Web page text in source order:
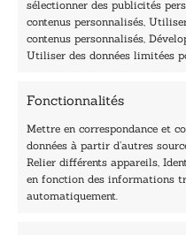
sélectionner des publicités
contenus personnalisés,
contenus personnalisés,
Utiliser des données limitées
Fonctionnalités
Mettre en correspondance et
données à partir d’autres
Relier différents appareils,
en fonction des informations
automatiquement.
Navigation
Accueil
Les Plumes du Lys Bleu
Prix sciences humaines
Nos collections
Nos auteurs
Catalogue